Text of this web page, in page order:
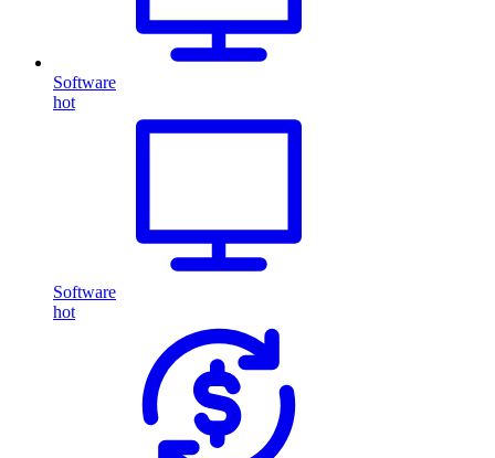
Software
hot
Software
hot